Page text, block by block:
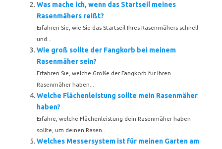
Was mache ich, wenn das Startseil meines
Rasenmähers reißt?
Erfahren Sie, wie Sie das Startseil Ihres Rasenmähers schnell
und...
Wie groß sollte der Fangkorb bei meinem
Rasenmäher sein?
Erfahren Sie, welche Größe der Fangkorb für Ihren
Rasenmäher haben...
Welche Flächenleistung sollte mein Rasenmäher
haben?
Erfahre, welche Flächenleistung dein Rasenmäher haben
sollte, um deinen Rasen...
Welches Messersystem ist für meinen Garten am